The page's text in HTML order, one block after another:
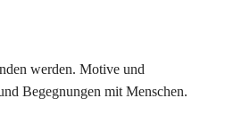
werden. Motive und
Begegnungen mit Menschen.